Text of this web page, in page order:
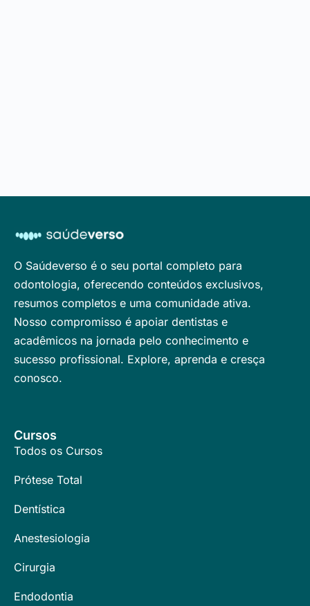
O Saúdeverso é o seu portal completo para
odontologia, oferecendo conteúdos exclusivos,
resumos completos e uma comunidade ativa.
Nosso compromisso é apoiar dentistas e
acadêmicos na jornada pelo conhecimento e
sucesso profissional. Explore, aprenda e cresça
conosco.
Cursos
Todos os Cursos
Prótese Total
Dentística
Anestesiologia
Cirurgia
Endodontia